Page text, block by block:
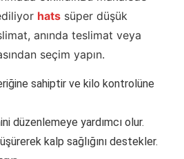
hats süper düşük
anında teslimat veya
seçim yapın.
sahiptir ve kilo kontrolüne
düzenlemeye yardımcı olur.
kalp sağlığını destekler.